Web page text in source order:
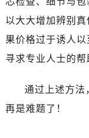
以大大增加辨别
果价格过于诱人
寻求专业人士的帮
通过上述方法
再是难题了！